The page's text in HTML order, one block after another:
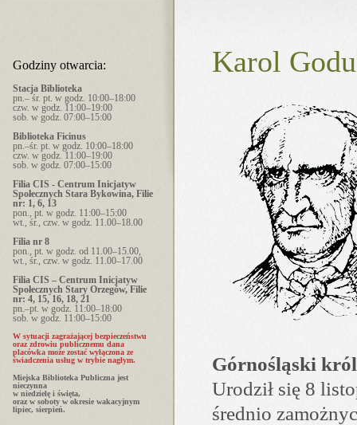
Godziny otwarcia:
Stacja Biblioteka
pn.– śr. pt. w godz. 10:00–18:00
czw. w godz. 11:00–19:00
sob. w godz. 07:00–15:00
Biblioteka Ficinus
pn.–śr. pt. w godz. 10:00–18:00
czw. w godz. 11:00–19:00
sob. w godz. 07:00–15:00
Filia CIS - Centrum Inicjatyw
Społecznych Stara Bykowina, Filie
nr: 1, 6, 13
pon., pt. w godz. 11:00–15:00
wt., śr., czw. w godz. 11.00–18.00
Filia nr 8
pon., pt. w godz. od 11.00–15.00,
wt., śr., czw. w godz. 11.00–17.00
Filia CIS – Centrum Inicjatyw
Społecznych Stary Orzegów, Filie
nr: 4, 15, 16, 18, 21
pn.–pt. w godz. 11:00–18:00
sob. w godz. 11:00–15:00
W sytuacji zagrażającej bezpieczeństwu
oraz zdrowiu publicznemu dana
placówka może zostać wyłączona ze
świadczenia usług w trybie nagłym.
Miejska Biblioteka Publiczna jest
nieczynna
w niedzielę i święta,
oraz w soboty w okresie wakacyjnym
lipiec, sierpień.
Karol
Górnośląski
Urodził się 8
średnio